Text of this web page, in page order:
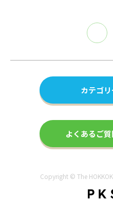
カテゴ
よくあるご
Copyright © The